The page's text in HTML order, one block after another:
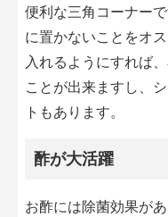
便利な三角コーナー
に置かないことをオ
入れるようにすれば
ことが出来ますし、
トもあります。
酢が大活躍
お酢には除菌効果が